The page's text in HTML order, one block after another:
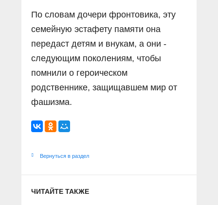
По словам дочери фронтовика, эту
семейную эстафету памяти она
передаст детям и внукам, а они -
следующим поколениям, чтобы
помнили о героическом
родственнике, защищавшем мир от
фашизма.
Вернуться в раздел
ЧИТАЙТЕ ТАКЖЕ